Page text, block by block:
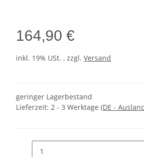
164,90 €
inkl. 19% USt. , zzgl. Versand
geringer Lagerbestand
Lieferzeit: 2 - 3 Werktage (DE -